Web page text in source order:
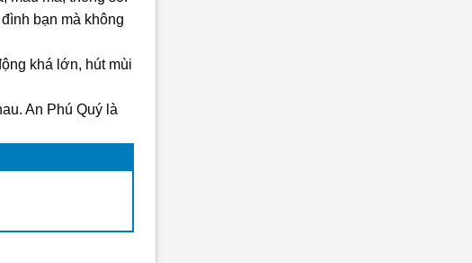
bạn mà không
khá lớn, hút mùi
An Phú Quý là